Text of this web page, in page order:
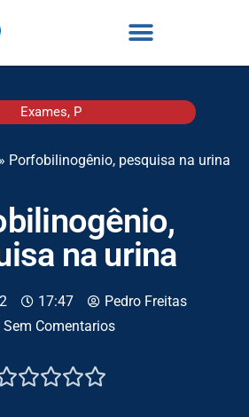
Exames, P
» Porfobilinogênio, pesquisa na urina
na urina
17:47
Pedro Freitas
Sem Comentarios
